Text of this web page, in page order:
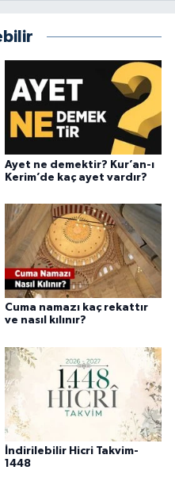
Ayet ne demektir? Kur’an-ı
Kerim’de kaç ayet vardır?
Cuma namazı kaç rekattır
ve nasıl kılınır?
İndirilebilir Hicri Takvim-
1448